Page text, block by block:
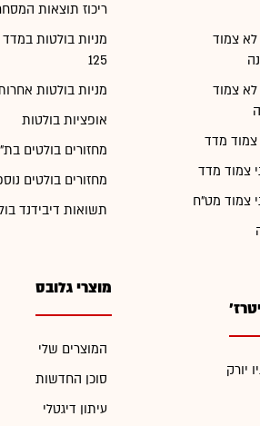
לא צמוד
לא צמוד
צמוד מדד
צמוד מדד
צמוד מט"ח
יורק
ריכוז תוצאות
מניות בולטות
125
מניות בולטות
אופציות בולטות
מחזורים בולטים בת"א
מחזורים בולטים
תשואות דיבידנד
מוצרי גלובס
המוצרים שלי
סוכן החדשות
עיתון דיגטלי